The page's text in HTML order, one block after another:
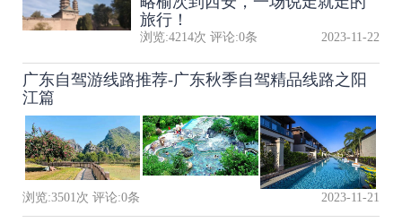
旅行！
浏览:4214次 评论:0条 2023-11-22
广东自驾游线路推荐-广东秋季自驾精品线路之阳
江篇
浏览:3501次 评论:0条 2023-11-21